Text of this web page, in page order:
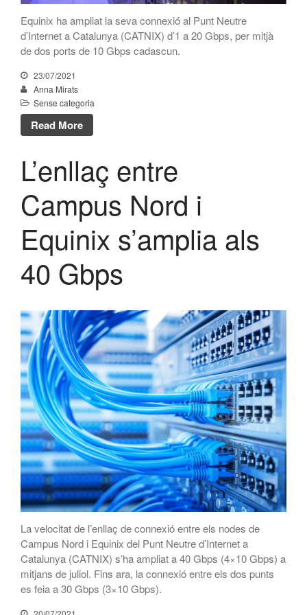
gener 2017
desembre 2016
abril 2016
febrer 2016
desembre 2015
novembre 2015
octubre 2015
febrer 2015
octubre 2014
agost 2014
juliol 2014
juny 2014
abril 2014
novembre 2013
octubre 2013
juny 2013
maig 2013
febrer 2013
gener 2013
novembre 2012
Equinix ha ampliat la seva connexió al Punt Neutre
d’Internet a Catalunya (CATNIX) d’1 a 20 Gbps, per mitjà
de dos ports de 10 Gbps cadascun.
23/07/2021
Anna Mirats
Sense categoria
Read More
L’enllaç entre
Campus Nord i
Equinix s’amplia als
40 Gbps
La velocitat de l’enllaç de connexió entre els nodes de
Campus Nord i Equinix del Punt Neutre d’Internet a
Catalunya (CATNIX) s’ha ampliat a 40 Gbps (4×10 Gbps) a
mitjans de juliol. Fins ara, la connexió entre els dos punts
es feia a 30 Gbps (3×10 Gbps).